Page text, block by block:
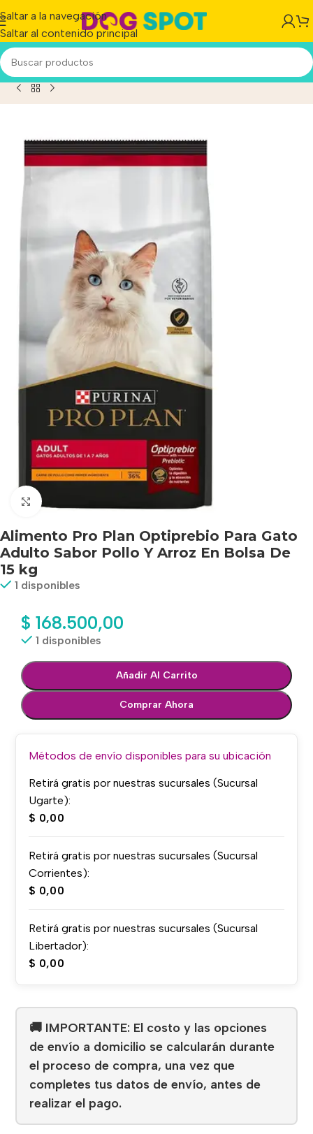
Saltar a la navegación
Saltar al contenido principal
Gato Adulto Sabor Pollo Y Arroz En Bolsa De 15 kg
Haga clic para ampliar
Alimento Pro Plan Optiprebio Para Gato
Adulto Sabor Pollo Y Arroz En Bolsa De
15 kg
1 disponibles
$ 168.500,00
1 disponibles
Añadir Al Carrito
Comprar Ahora
Métodos de envío disponibles para su ubicación
Retirá gratis por nuestras sucursales (Sucursal
Ugarte):
$ 0,00
Retirá gratis por nuestras sucursales (Sucursal
Corrientes):
$ 0,00
Retirá gratis por nuestras sucursales (Sucursal
Libertador):
$ 0,00
🚚 IMPORTANTE: El costo y las opciones
de envío a domicilio se calcularán durante
el proceso de compra, una vez que
completes tus datos de envío, antes de
realizar el pago.